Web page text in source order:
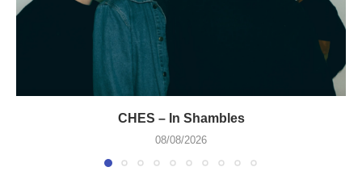
CHES – In Shambles
08/08/2026